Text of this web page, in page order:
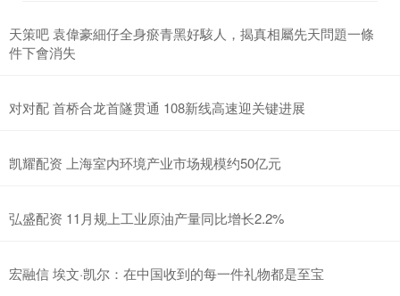
天策吧 袁偉豪細仔全身瘀青黑好駭人，揭真相屬先天問題一條
件下會消失
对对配 首桥合龙首隧贯通 108新线高速迎关键进展
凯耀配资 上海室内环境产业市场规模约50亿元
弘盛配资 11月规上工业原油产量同比增长2.2%
宏融信 埃文·凯尔：在中国收到的每一件礼物都是至宝